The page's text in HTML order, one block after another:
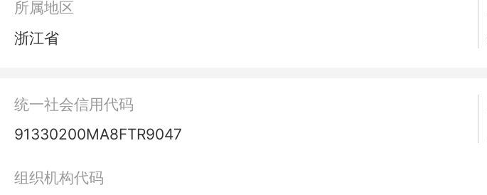
所属地区
浙江省
统一社会信用代码
91330200MA8FTR9047
组织机构代码